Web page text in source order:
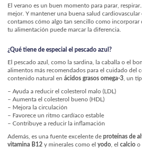
El verano es un buen momento para parar,
mejor. Y mantener una buena salud cardiovascular
contamos cómo algo tan sencillo como incorporar
tu alimentación puede marcar la diferencia.
¿Qué tiene de especial el pescado azul?
El pescado azul, como la sardina, la caballa o el
alimentos más recomendados para el cuidado del
contenido natural en ácidos grasos omega-3, un
– Ayuda a reducir el colesterol malo (LDL)
– Aumenta el colesterol bueno (HDL)
– Mejora la circulación
– Favorece un ritmo cardíaco estable
– Contribuye a reducir la inflamación
Además, es una fuente excelente de proteínas de
vitamina B12 y minerales como el yodo , el calcio o